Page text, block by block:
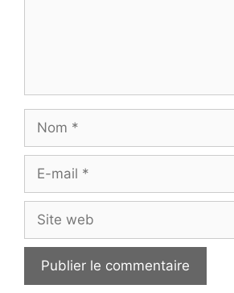
mail
web